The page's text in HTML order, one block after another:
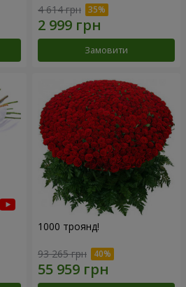
4 614 грн
Замовити
1000 троянд!
93 265 грн